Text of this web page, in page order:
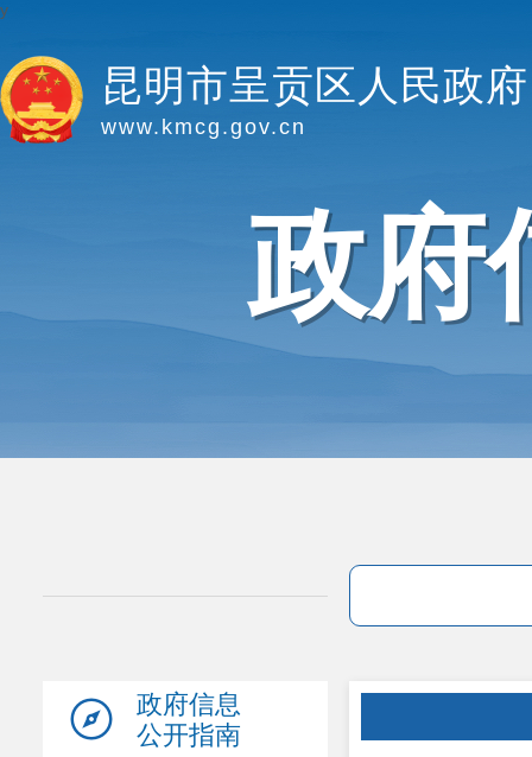
y
昆明市呈贡区人民政府
www.kmcg.gov.cn
政府
政府信息
公开指南